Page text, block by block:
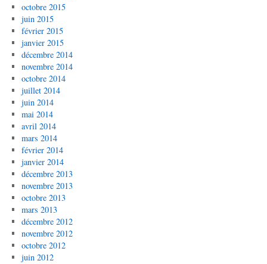
octobre 2015
juin 2015
février 2015
janvier 2015
décembre 2014
novembre 2014
octobre 2014
juillet 2014
juin 2014
mai 2014
avril 2014
mars 2014
février 2014
janvier 2014
décembre 2013
novembre 2013
octobre 2013
mars 2013
décembre 2012
novembre 2012
octobre 2012
juin 2012